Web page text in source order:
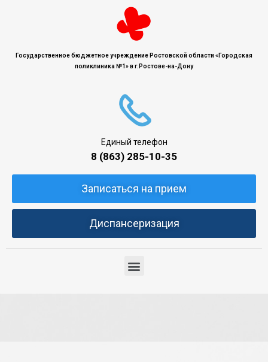
Государственное бюджетное учреждение Ростовской области «Городская
поликлиника №1» в г.Ростове-на-Дону
Единый телефон
8 (863) 285-10-35
Записаться на прием
Диспансеризация